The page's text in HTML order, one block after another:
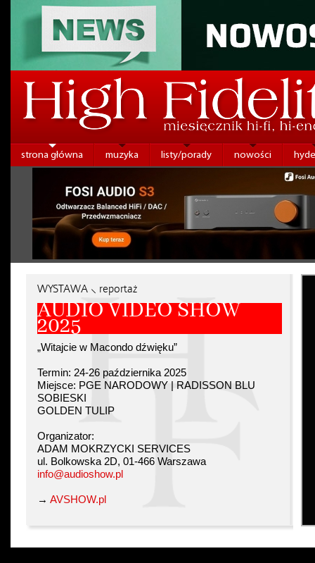
strona główna muzyka listy/porady nowości
WYSTAWA ⸜ reportaż
AUDIO VIDEO SHOW
2025
„Witajcie w Macondo dźwięku”
Termin: 24-26 października 2025
Miejsce: PGE NARODOWY | RADISSON BLU
SOBIESKI
GOLDEN TULIP
Organizator:
ADAM MOKRZYCKI SERVICES
ul. Bolkowska 2D, 01-466 Warszawa
info@audioshow.pl
→ AVSHOW.pl